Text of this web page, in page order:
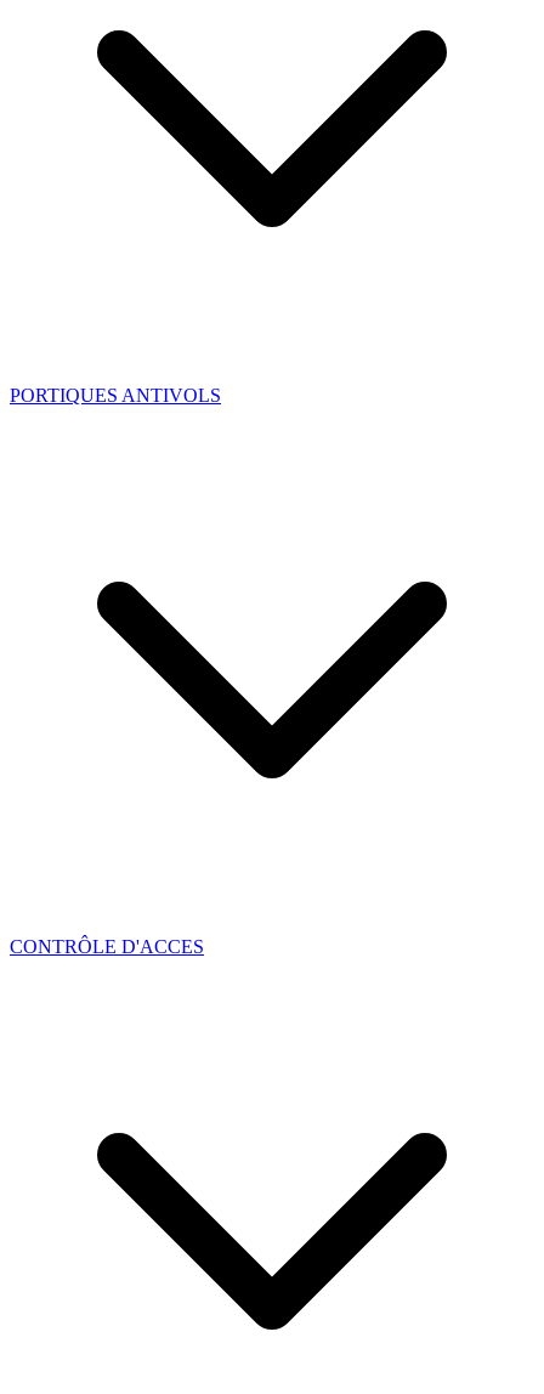
PORTIQUES ANTIVOLS
CONTRÔLE D'ACCES